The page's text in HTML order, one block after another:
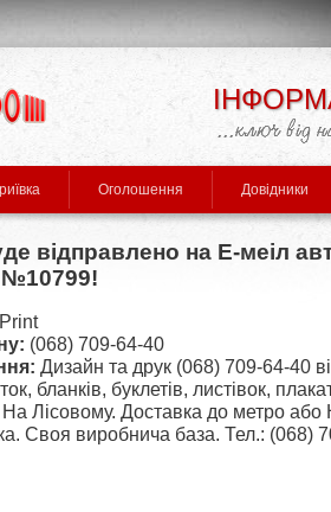
Оголошення Довідники
відправлено на Е-меіл
(068) 709-64-40
Дизайн та друк (068) 709-64-40
бланків, буклетів, листівок,
Лісовому. Доставка до метро
Своя виробнича база. Тел.: (068)